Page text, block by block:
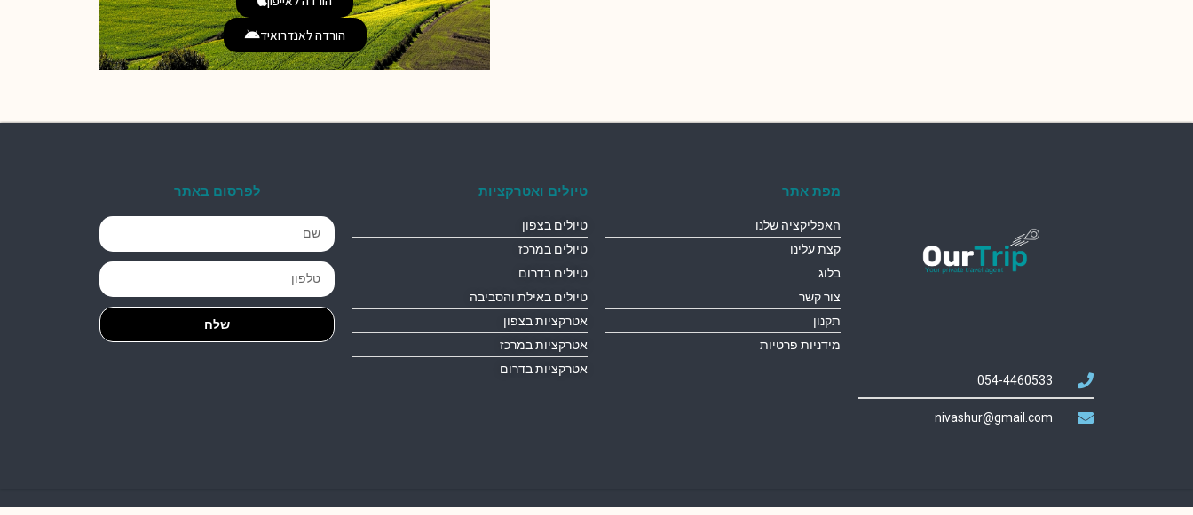
הורדה לאנדרואיד
054-4460533
nivashur@gmail.com
מפת אתר
האפליקציה שלנו
קצת עלינו
בלוג
צור קשר
תקנון
מידניות פרטיות
טיולים ואטרקציות
טיולים בצפון
טיולים במרכז
טיולים בדרום
טיולים באילת והסביבה
אטרקציות בצפון
אטרקציות במרכז
אטרקציות בדרום
לפרסום באתר
שלח